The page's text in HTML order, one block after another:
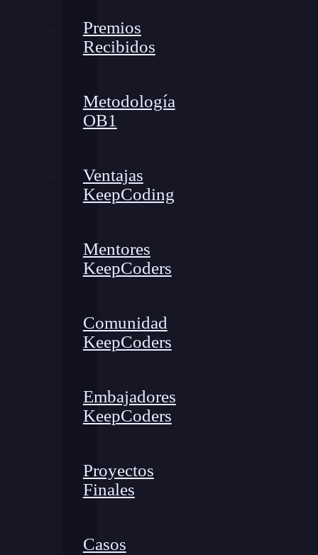
Premios
Recibidos
Metodología
OB1
Ventajas
KeepCoding
Mentores
KeepCoders
Comunidad
KeepCoders
Embajadores
KeepCoders
Proyectos
Finales
Casos